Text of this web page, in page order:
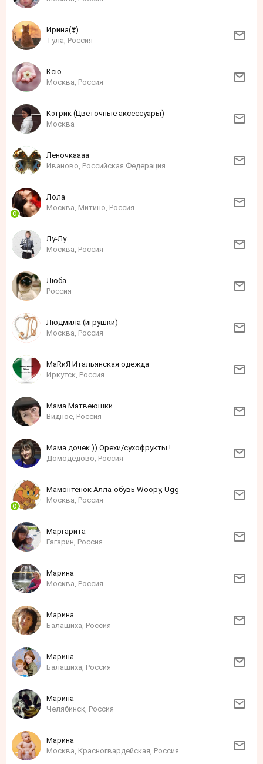
Ирина(❣️)
Тула, Россия
Ксю
Москва, Россия
Кэтрик (Цветочные аксессуары)
Москва
Леночкаааа
Иваново, Российская Федерация
Лола
Москва, Митино, Россия
Лу-Лу
Москва, Россия
Люба
Россия
Людмила (игрушки)
Москва, Россия
МаRиЯ Итальянская одежда
Иркутск, Россия
Мама Матвеюшки
Видное, Россия
Мама дочек )) Орехи/сухофрукты !
Домодедово, Россия
Мамонтенок Алла-обувь Woopy, Ugg
Москва, Россия
Маргарита
Гагарин, Россия
Марина
Москва, Россия
Марина
Балашиха, Россия
Марина
Балашиха, Россия
Марина
Челябинск, Россия
Марина
Москва, Красногвардейская, Россия